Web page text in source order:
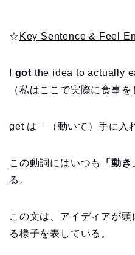
☆ Key Sentence & Feel
got the idea to actually
（私はここで実際に食事
get は「（動いて）手に入
この動詞にはいつも 「動
る 。
この文は、アイディアが頭
る様子を表している。